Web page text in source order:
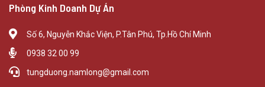
Phòng Kinh Doanh Dự Án
Số 6, Nguyễn Khắc Viện, P.Tân Phú, Tp.Hồ Chí Minh
0938 32 00 99
tungduong.namlong@gmail.com